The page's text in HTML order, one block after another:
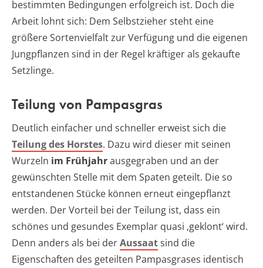
bestimmten Bedingungen erfolgreich ist. Doch die
Arbeit lohnt sich: Dem Selbstzieher steht eine
größere Sortenvielfalt zur Verfügung und die eigenen
Jungpflanzen sind in der Regel kräftiger als gekaufte
Setzlinge.
Teilung von Pampasgras
Deutlich einfacher und schneller erweist sich die
Teilung des Horstes. Dazu wird dieser mit seinen
Wurzeln im Frühjahrausgegraben und an der
gewünschten Stelle mit dem Spaten geteilt. Die so
entstandenen Stücke können erneut eingepflanzt
werden. Der Vorteil bei der Teilung ist, dass ein
schönes und gesundes Exemplar quasi ‚geklont‘ wird.
Denn anders als bei derAussaatsind die
Eigenschaften des geteilten Pampasgrases identisch